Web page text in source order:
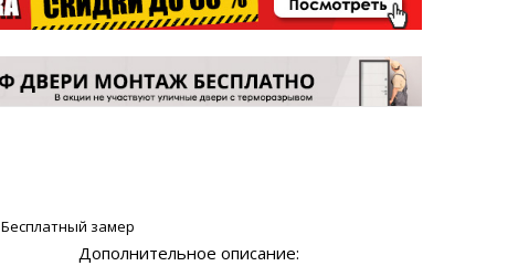
Бесплатный замер
Дополнительное описание: